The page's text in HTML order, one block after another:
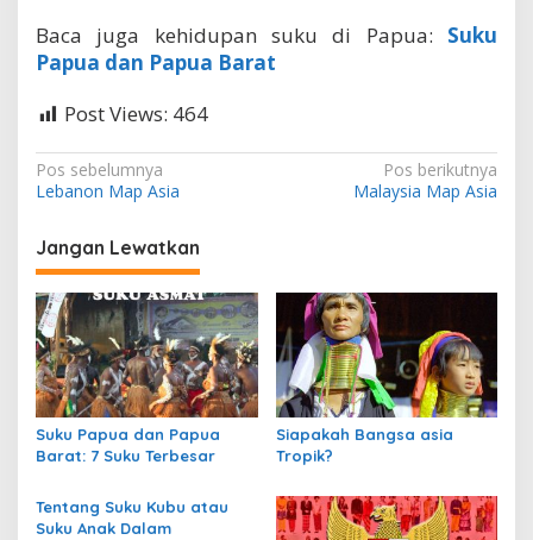
Baca juga kehidupan suku di Papua: Suku
Papua dan Papua Barat
Post Views: 464
N
a
v
i
g
a
s
i
p
o
s
Pos sebelumnya
Lebanon Map Asia
Pos berikutnya
Malaysia Map Asia
Jangan Lewatkan
Suku Papua dan Papua
Barat: 7 Suku Terbesar
Siapakah Bangsa asia
Tropik?
Tentang Suku Kubu atau
Suku Anak Dalam